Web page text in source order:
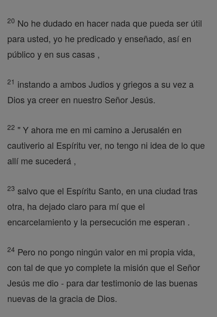
20 No he dudado en hacer nada que pueda ser útil
para usted, yo he predicado y enseñado, así en
público y en sus casas ,
21 instando a ambos Judios y griegos a su vez a
Dios ya creer en nuestro Señor Jesús.
22 " Y ahora me en mi camino a Jerusalén en
cautiverio al Espíritu ver, no tengo ni idea de lo que
allí me sucederá ,
23 salvo que el Espíritu Santo, en una ciudad tras
otra, ha dejado claro para mí que el
encarcelamiento y la persecución me esperan .
24 Pero no pongo ningún valor en mi propia vida,
con tal de que yo complete la misión que el Señor
Jesús me dio - para dar testimonio de las buenas
nuevas de la gracia de Dios.